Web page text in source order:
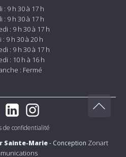
: 9 h 30 à 17 h
: 9 h 30 à 17 h
: 9 h 30 à 17 h
: 9 h 30 à 20 h
: 9 h 30 à 17 h
: 10 h à 16 h
: Fermé
Sainte-Marie- Conception Zonart
de confidentialité